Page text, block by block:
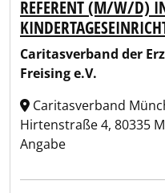
REFERENT (M/W/D)
Caritasverband der
Freising e.V.
Caritasverband
Hirtenstraße 4, 80335
Angabe